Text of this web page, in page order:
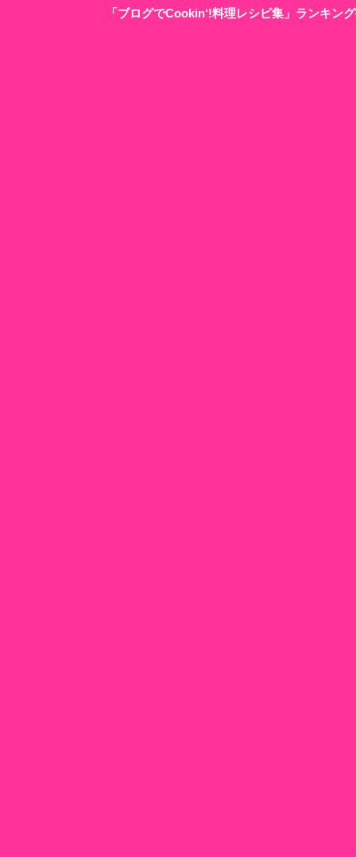
「ブログでCookin‘!料理レシピ集」ランキン